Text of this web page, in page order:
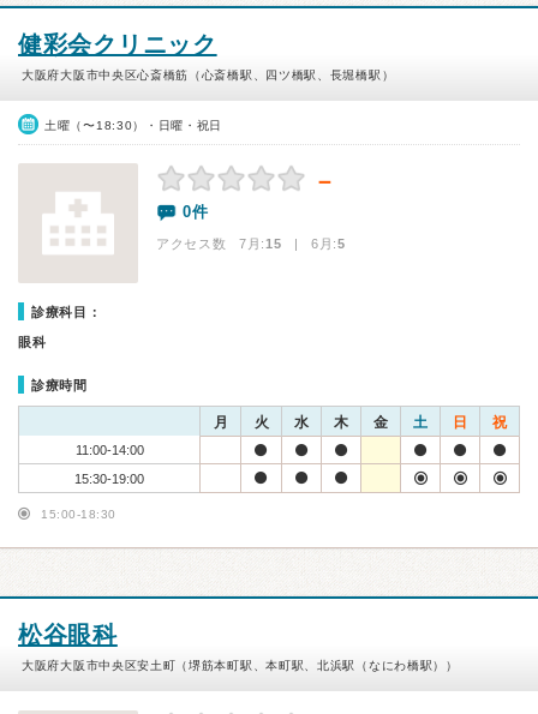
健彩会クリニック
大阪府大阪市中央区心斎橋筋（心斎橋駅、四ツ橋駅、長堀橋駅）
土曜（〜18:30）・日曜・祝日
－
0件
アクセス数 7月:15 | 6月:5
診療科目：
眼科
診療時間
月 火 水 木 金 土 日 祝
11:00-14:00
15:30-19:00
15:00-18:30
松谷眼科
大阪府大阪市中央区安土町（堺筋本町駅、本町駅、北浜駅（なにわ橋駅））